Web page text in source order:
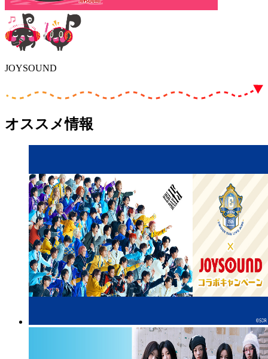
JOYSOUND
オススメ情報